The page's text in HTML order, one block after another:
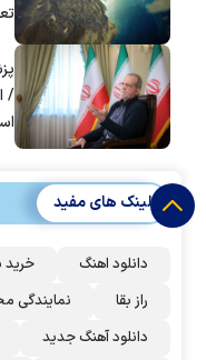
/
لینک های مفید
دانلود اهنگ خرید
راز بقا
نمایندگی
دانلود آهنگ جدید